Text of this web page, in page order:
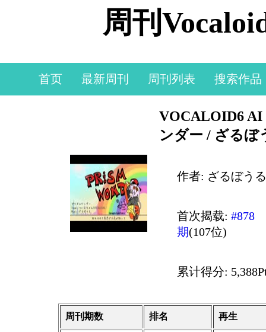
周刊
首页 最新周刊 周刊列表 搜索作品
VOCALOID6
ンダー / ざるぼ
作者: ざるぼう
首次揭载:#878
期(107位)
累计得分:
周刊期数 排名 再生